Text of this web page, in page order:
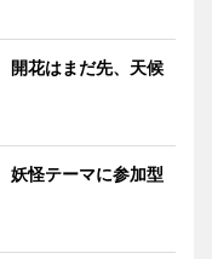
花はまだ先、天候
怪テーマに参加型